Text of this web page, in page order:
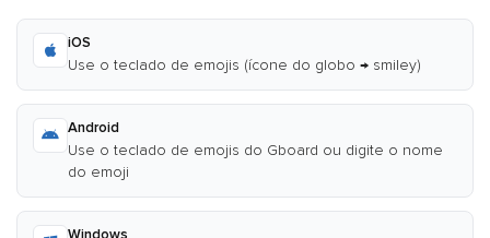
iOS
Use o teclado de emojis (ícone do globo → smiley)
Android
Use o teclado de emojis do Gboard ou digite o nome
do emoji